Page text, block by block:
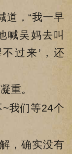
，“我一早
喊吴妈去叫
过来’，还
重。
我们等24个
，确实没有